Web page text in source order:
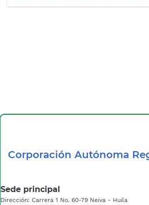
Corporación Autónoma
Sede principal
Dirección: Carrera 1 No. 60-79 Neiva - Huila